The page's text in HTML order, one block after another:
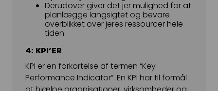
Derudover giver det jer mulighed for at
planlægge langsigtet og bevare
overblikket over jeres ressourcer hele
tiden.
4: KPI’ER
KPI er en forkortelse af termen “Key
Performance Indicator”. En KPI har til formål